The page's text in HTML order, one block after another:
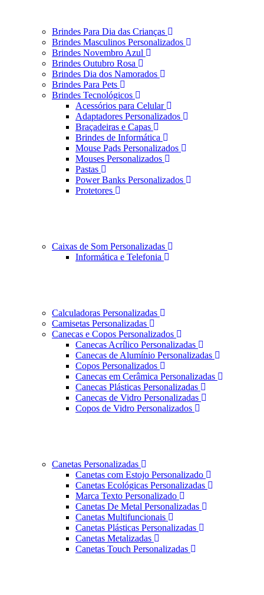
Brindes Para Dia das Crianças
Brindes Masculinos Personalizados
Brindes Novembro Azul
Brindes Outubro Rosa
Brindes Dia dos Namorados
Brindes Para Pets
Brindes Tecnológicos
Acessórios para Celular
Adaptadores Personalizados
Braçadeiras e Capas
Brindes de Informática
Mouse Pads Personalizados
Mouses Personalizados
Pastas
Power Banks Personalizados
Protetores
Caixas de Som Personalizadas
Informática e Telefonia
Calculadoras Personalizadas
Camisetas Personalizadas
Canecas e Copos Personalizados
Canecas Acrílico Personalizadas
Canecas de Alumínio Personalizadas
Copos Personalizados
Canecas em Cerâmica Personalizadas
Canecas Plásticas Personalizadas
Canecas de Vidro Personalizadas
Copos de Vidro Personalizados
Canetas Personalizadas
Canetas com Estojo Personalizado
Canetas Ecológicas Personalizadas
Marca Texto Personalizado
Canetas De Metal Personalizadas
Canetas Multifuncionais
Canetas Plásticas Personalizadas
Canetas Metalizadas
Canetas Touch Personalizadas